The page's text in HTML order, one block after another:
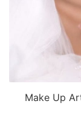
Make Up